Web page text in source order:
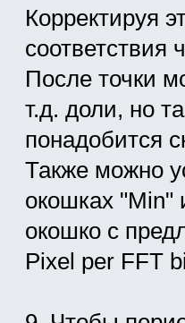
Корректируя
соответствия
После точки
т.д. доли, но
понадобится
Также можно
окошках "Min"
окошко с
Pixel per FFT